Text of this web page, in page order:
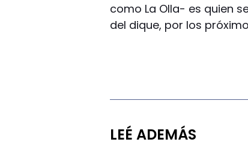
como La Olla- es quien
del dique, por los
LEÉ ADEMÁS